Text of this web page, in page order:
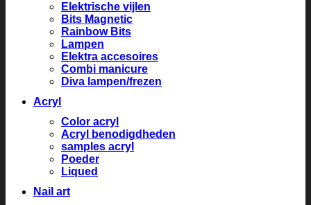
Elektrische vijlen
Bits Magnetic
Rainbow Bits
Lampen
Elektra accesoires
Combi manicure
Diva lampen/frezen
Acryl
Color acryl
Acryl benodigdheden
samples acryl
Poeder
Liqued
Nail art